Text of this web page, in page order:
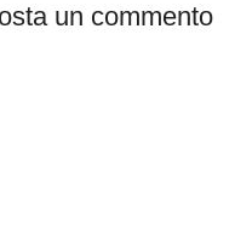
un commento